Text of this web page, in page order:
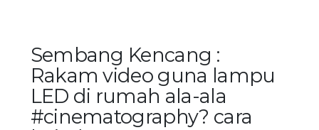
Sembang Kencang :
Rakam video guna lampu
LED di rumah ala-ala
#cinematography? cara